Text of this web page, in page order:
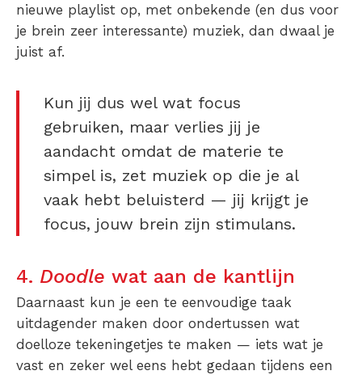
nieuwe playlist op, met onbekende (en dus voor
je brein zeer interessante) muziek, dan dwaal je
juist af.
Kun jij dus wel wat focus
gebruiken, maar verlies jij je
aandacht omdat de materie te
simpel is, zet muziek op die je al
vaak hebt beluisterd — jij krijgt je
focus, jouw brein zijn stimulans.
4. Doodle wat aan de kantlijn
Daarnaast kun je een te eenvoudige taak
uitdagender maken door ondertussen wat
doelloze tekeningetjes te maken — iets wat je
vast en zeker wel eens hebt gedaan tijdens een